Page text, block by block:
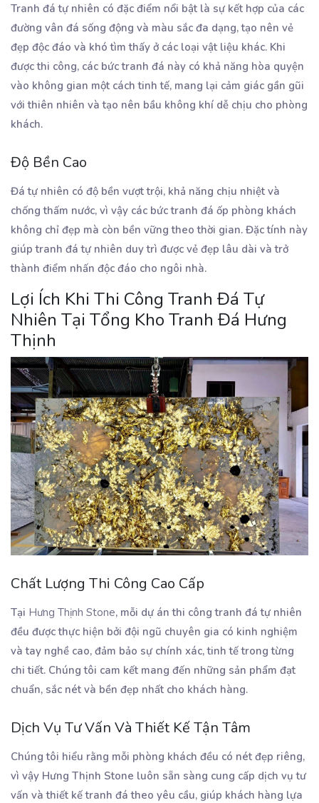
Tranh đá tự nhiên có đặc điểm nổi bật là sự kết hợp của các
đường vân đá sống động và màu sắc đa dạng, tạo nên vẻ
đẹp độc đáo và khó tìm thấy ở các loại vật liệu khác. Khi
được thi công, các bức tranh đá này có khả năng hòa quyện
vào không gian một cách tinh tế, mang lại cảm giác gần gũi
với thiên nhiên và tạo nên bầu không khí dễ chịu cho phòng
khách.
Độ Bền Cao
Đá tự nhiên có độ bền vượt trội, khả năng chịu nhiệt và
chống thấm nước, vì vậy các bức tranh đá ốp phòng khách
không chỉ đẹp mà còn bền vững theo thời gian. Đặc tính này
giúp tranh đá tự nhiên duy trì được vẻ đẹp lâu dài và trở
thành điểm nhấn độc đáo cho ngôi nhà.
Lợi Ích Khi Thi Công Tranh Đá Tự
Nhiên Tại Tổng Kho Tranh Đá Hưng
Thịnh
Chất Lượng Thi Công Cao Cấp
Tại Hưng Thịnh Stone, mỗi dự án thi công tranh đá tự nhiên
đều được thực hiện bởi đội ngũ chuyên gia có kinh nghiệm
và tay nghề cao, đảm bảo sự chính xác, tinh tế trong từng
chi tiết. Chúng tôi cam kết mang đến những sản phẩm đạt
chuẩn, sắc nét và bền đẹp nhất cho khách hàng.
Dịch Vụ Tư Vấn Và Thiết Kế Tận Tâm
Chúng tôi hiểu rằng mỗi phòng khách đều có nét đẹp riêng,
vì vậy Hưng Thịnh Stone luôn sẵn sàng cung cấp dịch vụ tư
vấn và thiết kế tranh đá theo yêu cầu, giúp khách hàng lựa